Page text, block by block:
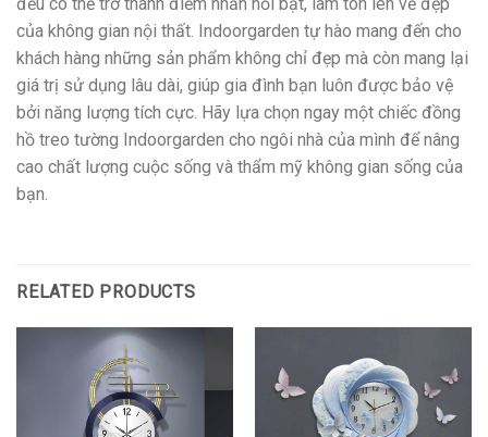
của không gian nội thất. Indoorgarden tự hào mang đến cho
khách hàng những sản phẩm không chỉ đẹp mà còn mang lại
giá trị sử dụng lâu dài, giúp gia đình bạn luôn được bảo vệ
bởi năng lượng tích cực. Hãy lựa chọn ngay một chiếc đồng
hồ treo tường Indoorgarden cho ngôi nhà của mình để nâng
cao chất lượng cuộc sống và thẩm mỹ không gian sống của
bạn.
RELATED PRODUCTS